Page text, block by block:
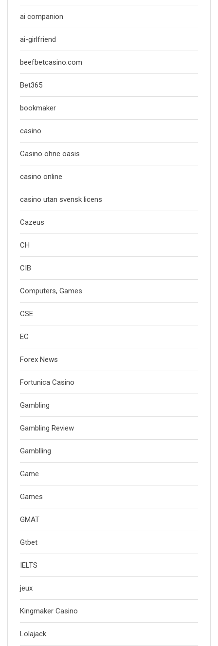
ai companion
ai-girlfriend
beefbetcasino.com
Bet365
bookmaker
casino
Casino ohne oasis
casino online
casino utan svensk licens
Cazeus
CH
CIB
Computers, Games
CSE
EC
Forex News
Fortunica Casino
Gambling
Gambling Review
Gamblling
Game
Games
GMAT
Gtbet
IELTS
jeux
Kingmaker Casino
Lolajack